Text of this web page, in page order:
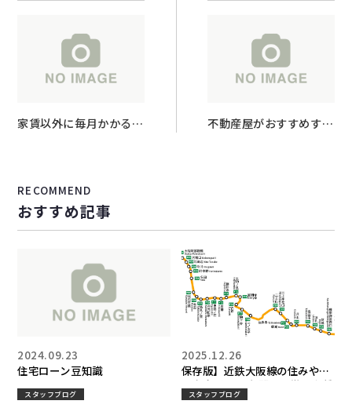
家賃以外に毎月かかる費
不動産屋がおすすめする
RECOMMEND
おすすめ記事
住宅ローン豆知識
2024.09.23
スタッフブログ
保存版】近鉄大阪線の住みやす
さ完全ガイド 各駅の特徴・家賃
相場・治安・梅田難波アクセス
2025.12.26
スタッフブログ